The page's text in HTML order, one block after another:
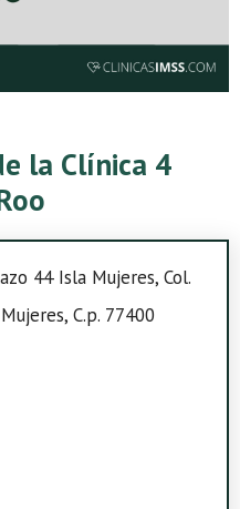
la Clínica 4
44 Isla Mujeres, Col.
C.p. 77400